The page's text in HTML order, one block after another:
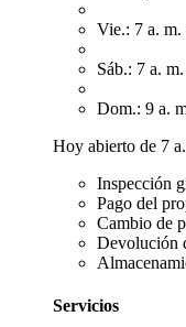
Vie.: 7 a. m.
Sáb.: 7 a.
Dom.: 9 a.
Hoy abierto de 7
Inspección
Pago del
Cambio de
Devolución
Servicios